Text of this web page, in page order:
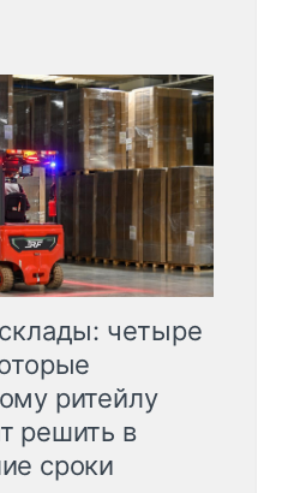
четыре
ритейлу
решить в
сроки